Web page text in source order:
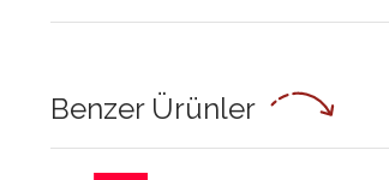
Benzer Ürünler